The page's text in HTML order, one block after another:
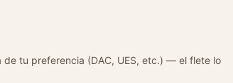
tu preferencia (DAC, UES, etc.) — el flete lo